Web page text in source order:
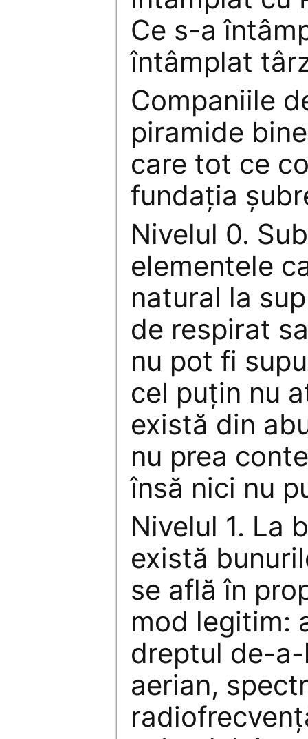
Ce s-a
întâmplat
Companiile
piramide
care tot ce
fundaţia
Nivelul 0.
elementele
natural la
de respirat
nu pot fi
cel puţin nu
există din
nu prea
însă nici nu
Nivelul 1. La
există
se află în
mod legitim:
dreptul de-
aerian,